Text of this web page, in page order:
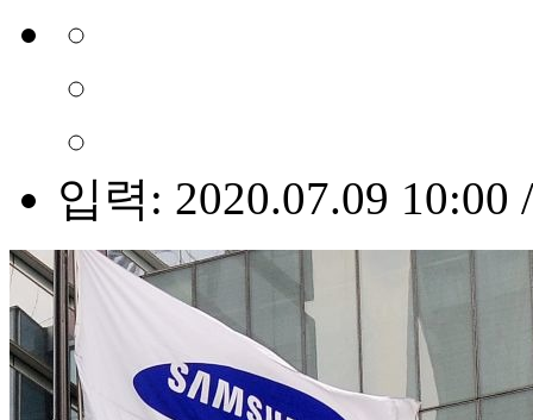
입력: 2020.07.09 10:00